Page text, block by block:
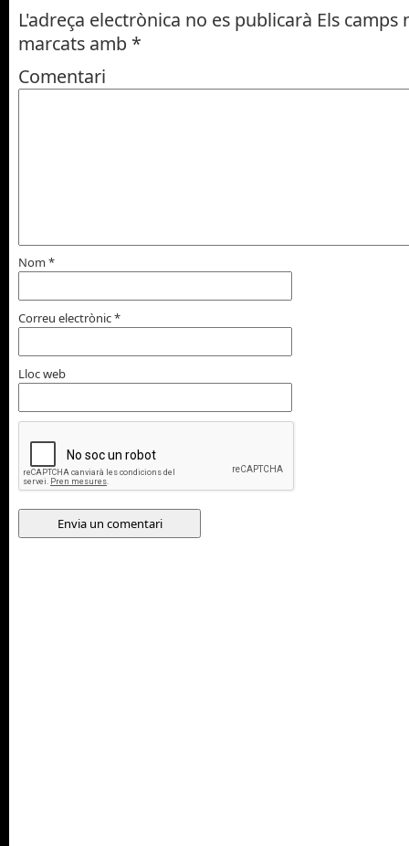
L'adreça electrònica no es publicarà Els camps
marcats amb *
Comentari
Nom *
Correu electrònic*
Lloc web